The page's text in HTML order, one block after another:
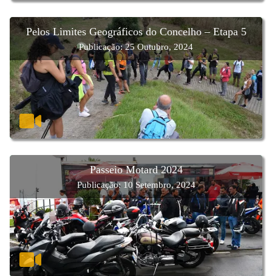
Pelos Limites Geográficos do Concelho – Etapa 5
Publicação: 25 Outubro, 2024
Passeio Motard 2024
Publicação: 10 Setembro, 2024